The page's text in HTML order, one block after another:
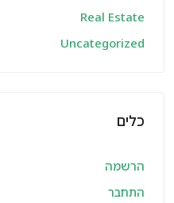
Real Estate
Uncategorized
כלים
הרשמה
התחבר